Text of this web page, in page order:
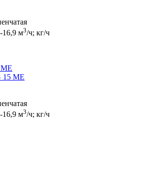
16,9 м3/ч; кг/ч
15 ME
16,9 м3/ч; кг/ч